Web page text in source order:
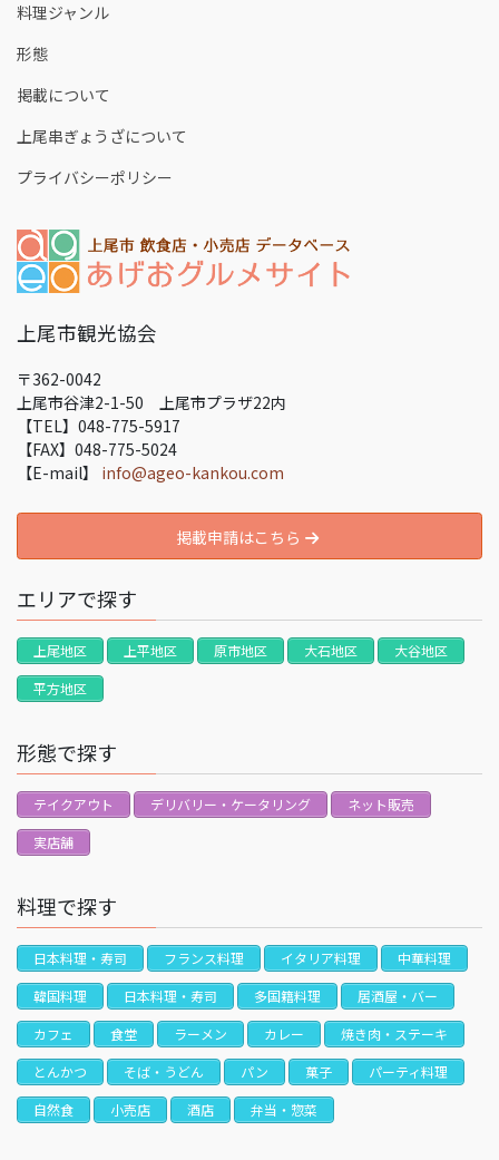
料理ジャンル
形態
掲載について
上尾串ぎょうざについて
プライバシーポリシー
上尾市観光協会
〒362-0042
上尾市谷津2-1-50 上尾市プラザ22内
【TEL】048-775-5917
【FAX】048-775-5024
【E-mail】 info@ageo-kankou.com
掲載申請はこちら
エリアで探す
上尾地区 上平地区 原市地区 大石地区
大谷地区
平方地区
形態で探す
テイクアウト デリバリー・ケータリング
ネット販売
実店舗
料理で探す
日本料理・寿司 フランス料理 イタリア料理
中華料理
韓国料理
日本料理・寿司 多国籍料理
居酒屋・バー
カフェ
食堂 ラーメン カレー
焼き肉・ステーキ
とんかつ
そば・うどん パン 菓子
パーティ料理
自然食
小売店 酒店 弁当・惣菜